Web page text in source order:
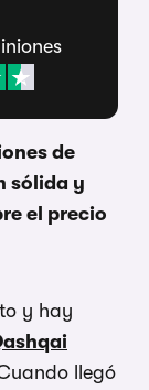
de
sólida y
el precio
y hay
llegó